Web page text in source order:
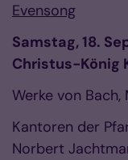
Evensong
Samstag, 18.
Christus-König
Werke von Bach,
Kantoren der
Norbert